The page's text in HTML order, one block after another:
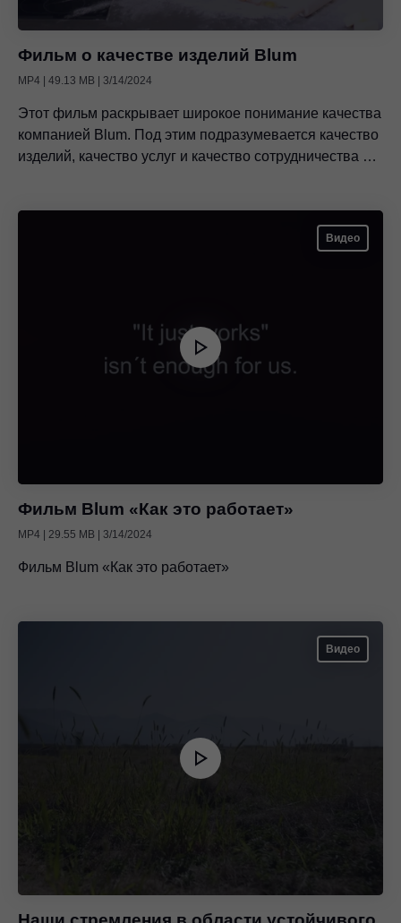
Фильм о качестве изделий Blum
MP4 | 49.13 MB | 3/14/2024
Этот фильм раскрывает широкое понимание качества
компанией Blum. Под этим подразумевается качество
изделий, качество услуг и качество сотрудничества с
Видео
Фильм Blum «Как это работает»
MP4 | 29.55 MB | 3/14/2024
Фильм Blum «Как это работает»
Видео